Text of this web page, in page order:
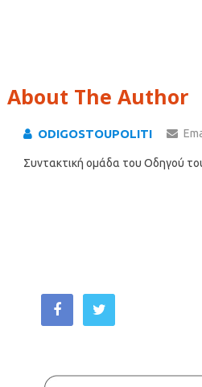
About The Author
ODIGOSTOUPOLITI
Συντακτική ομάδα του Οδηγού